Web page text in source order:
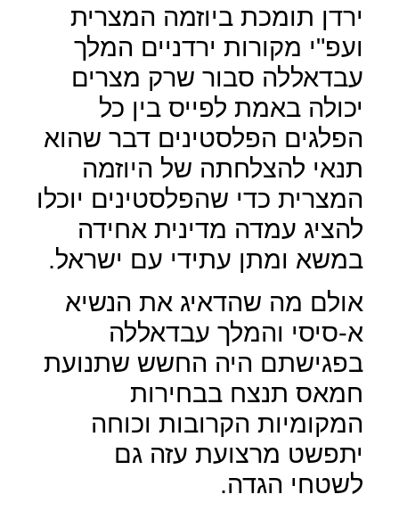
ירדן תומכת ביוזמה המצרית
ועפ"י מקורות ירדניים המלך
עבדאללה סבור שרק מצרים
יכולה באמת לפייס בין כל
הפלגים הפלסטינים דבר שהוא
תנאי להצלחתה של היוזמה
המצרית כדי שהפלסטינים יוכלו
להציג עמדה מדינית אחידה
במשא ומתן עתידי עם ישראל.
אולם מה שהדאיג את הנשיא
א-סיסי והמלך עבדאללה
בפגישתם היה החשש שתנועת
חמאס תנצח בבחירות
המקומיות הקרובות וכוחה
יתפשט מרצועת עזה גם
לשטחי הגדה.